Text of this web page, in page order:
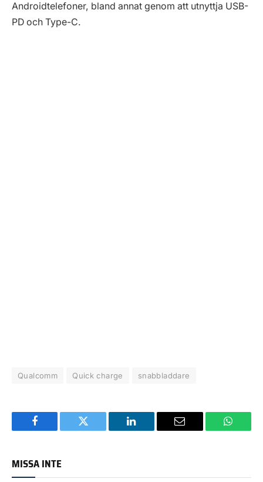
Androidtelefoner, bland annat genom att utnyttja USB-
PD och Type-C.
Qualcomm Quick charge snabbladdare
Facebook Twitter LinkedIn Email
MISSA INTE